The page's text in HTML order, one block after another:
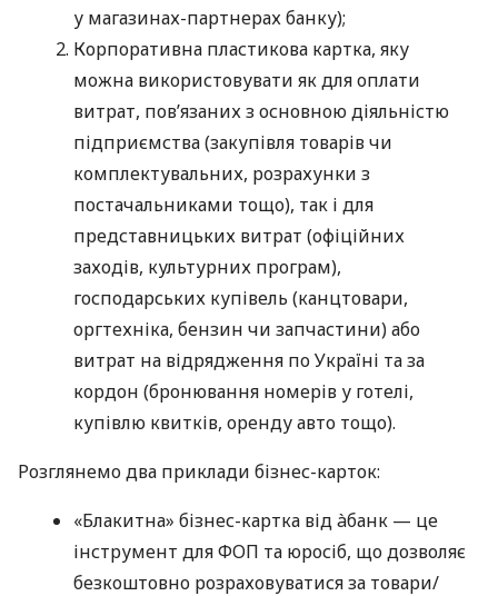
у магазинах-партнерах банку);
Корпоративна пластикова картка, яку
можна використовувати як для оплати
витрат, пов’язаних з основною діяльністю
підприємства (закупівля товарів чи
комплектувальних, розрахунки з
постачальниками тощо), так і для
представницьких витрат (офіційних
заходів, культурних програм),
господарських купівель (канцтовари,
оргтехніка, бензин чи запчастини) або
витрат на відрядження по Україні та за
кордон (бронювання номерів у готелі,
купівлю квитків, оренду авто тощо).
Розглянемо два приклади бізнес-карток:
«Блакитна» бізнес-картка від àбанк — це
інструмент для ФОП та юросіб, що дозволяє
безкоштовно розраховуватися за товари/